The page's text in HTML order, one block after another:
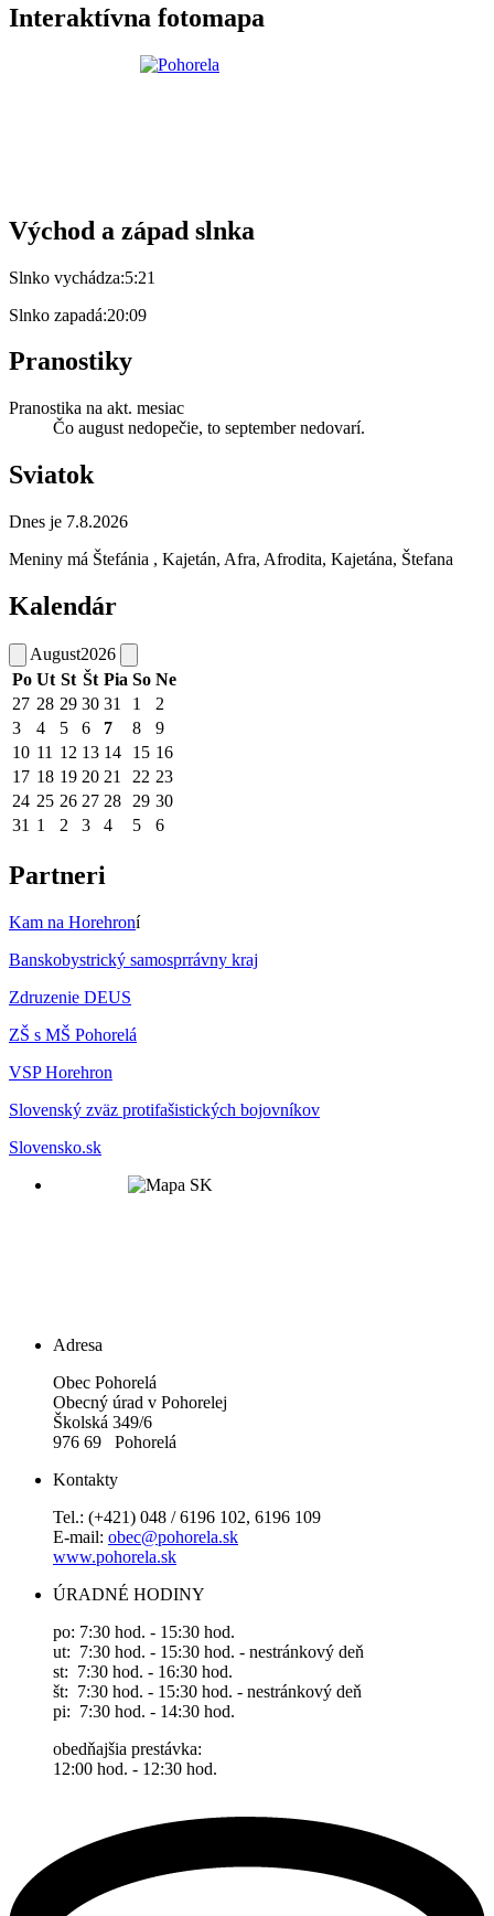
Interaktívna fotomapa
Východ a západ slnka
Slnko vychádza:5:21
Slnko zapadá:20:09
Pranostiky
Pranostika na akt. mesiac
Čo august nedopečie, to september nedovarí.
Sviatok
Dnes je 7.8.2026
Meniny má Štefánia , Kajetán, Afra, Afrodita, Kajetána, Štefana
Kalendár
August2026
Po Ut St Št Pia So Ne
27 28 29 30 31 1
2
3
4 5 6 7 8
9
10 11 12 13 14 15 16
17 18 19 20 21 22 23
24 25 26 27 28 29 30
31 1 2 3 4 5 6
Partneri
Kam na Horehroní
Banskobystrický samosprrávny kraj
Zdruzenie DEUS
ZŠ s MŠ Pohorelá
VSP Horehron
Slovenský zväz protifašistických bojovníkov
Slovensko.sk
Adresa
Obec Pohorelá
Obecný úrad v Pohorelej
Školská 349/6
976 69 Pohorelá
Kontakty
Tel.: (+421) 048 / 6196 102, 6196 109
E-mail: obec@pohorela.sk
www.pohorela.sk
ÚRADNÉ HODINY
po: 7:30 hod. - 15:30 hod.
ut: 7:30 hod. - 15:30 hod. - nestránkový deň
st: 7:30 hod. - 16:30 hod.
št: 7:30 hod. - 15:30 hod. - nestránkový deň
pi: 7:30 hod. - 14:30 hod.
obedňajšia prestávka:
12:00 hod. - 12:30 hod.